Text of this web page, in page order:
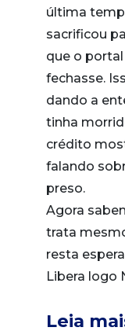
última
sacrificou
que o
fechasse.
dando a
tinha
crédito
falando
preso.
Agora
trata
resta
Libera logo
Leia